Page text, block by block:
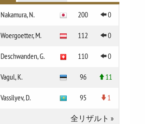
Nakamura, N. 200 0
Woergoetter, M. 112 0
Deschwanden, G. 110 0
Vagul, K. 96 11
Vassilyev, D. 95 1
全リザルト »